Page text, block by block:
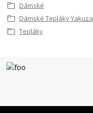
Dámské
Dámské Tepláky Yakuza
Tepláky